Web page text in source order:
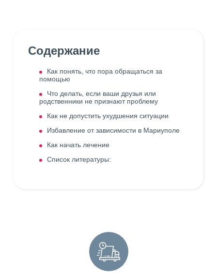
Содержание
Как понять, что пора обращаться за
помощью
Что делать, если ваши друзья или
родственники не признают проблему
Как не допустить ухудшения ситуации
Избавление от зависимости в Мариуполе
Как начать лечение
Список литературы: